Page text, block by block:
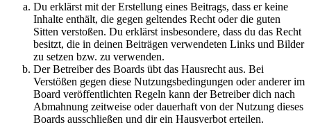
Du erklärst mit der Erstellung eines Beitrags, dass er keine
Inhalte enthält, die gegen geltendes Recht oder die guten
Sitten verstoßen. Du erklärst insbesondere, dass du das Recht
besitzt, die in deinen Beiträgen verwendeten Links und Bilder
zu setzen bzw. zu verwenden.
Der Betreiber des Boards übt das Hausrecht aus. Bei
Verstößen gegen diese Nutzungsbedingungen oder anderer im
Board veröffentlichten Regeln kann der Betreiber dich nach
Abmahnung zeitweise oder dauerhaft von der Nutzung dieses
Boards ausschließen und dir ein Hausverbot erteilen.